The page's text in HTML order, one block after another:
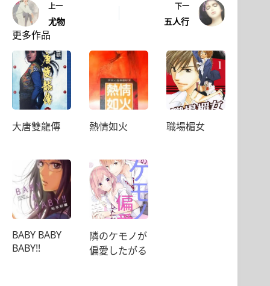
上一
尤物
下一
五人行
更多作品
大唐雙龍傳 熱情如火 職場楣女
BABY BABY
BABY!!
隣のケモノが
偏愛したがる